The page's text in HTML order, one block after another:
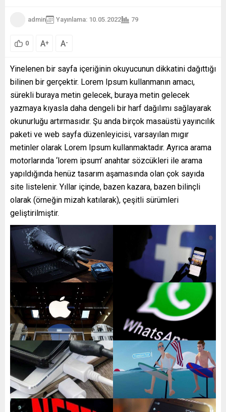
admin Yayınlama: 10.05.2022 79
0 A+ A-
Yinelenen bir sayfa içeriğinin okuyucunun dikkatini dağıttığı
bilinen bir gerçektir. Lorem Ipsum kullanmanın amacı,
sürekli buraya metin gelecek, buraya metin gelecek
yazmaya kıyasla daha dengeli bir harf dağılımı sağlayarak
okunurluğu artırmasıdır. Şu anda birçok masaüstü yayıncılık
paketi ve web sayfa düzenleyicisi, varsayılan mıgır
metinler olarak Lorem Ipsum kullanmaktadır. Ayrıca arama
motorlarında ‘lorem ipsum’ anahtar sözcükleri ile arama
yapıldığında henüz tasarım aşamasında olan çok sayıda
site listelenir. Yıllar içinde, bazen kazara, bazen bilinçli
olarak (örneğin mizah katılarak), çeşitli sürümleri
geliştirilmiştir.